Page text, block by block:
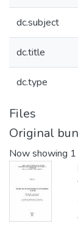
dc.subject
dc.title
dc.type
Files
Original
Now showing